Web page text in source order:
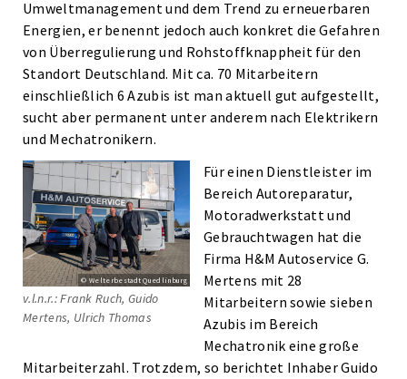
Umweltmanagement und dem Trend zu erneuerbaren
Energien, er benennt jedoch auch konkret die Gefahren
von Überregulierung und Rohstoffknappheit für den
Standort Deutschland. Mit ca. 70 Mitarbeitern
einschließlich 6 Azubis ist man aktuell gut aufgestellt,
sucht aber permanent unter anderem nach Elektrikern
und Mechatronikern.
© Welterbestadt Quedlinburg
v.l.n.r.: Frank Ruch, Guido
Mertens, Ulrich Thomas
Für einen Dienstleister im
Bereich Autoreparatur,
Motoradwerkstatt und
Gebrauchtwagen hat die
Firma H&M Autoservice G.
Mertens mit 28
Mitarbeitern sowie sieben
Azubis im Bereich
Mechatronik eine große
Mitarbeiterzahl. Trotzdem, so berichtet Inhaber Guido